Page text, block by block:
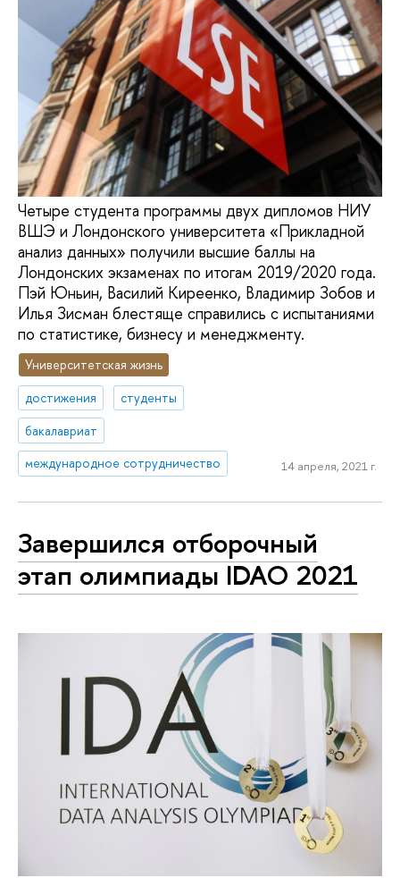
Четыре студента программы двух дипломов НИУ
ВШЭ и Лондонского университета «Прикладной
анализ данных» получили высшие баллы на
Лондонских экзаменах по итогам 2019/2020 года.
Пэй Юньин, Василий Киреенко, Владимир Зобов и
Илья Зисман блестяще справились с испытаниями
по статистике, бизнесу и менеджменту.
Университетская жизнь
достижения
студенты
бакалавриат
международное сотрудничество
14 апреля, 2021 г.
Завершился отборочный
этап олимпиады IDAO 2021